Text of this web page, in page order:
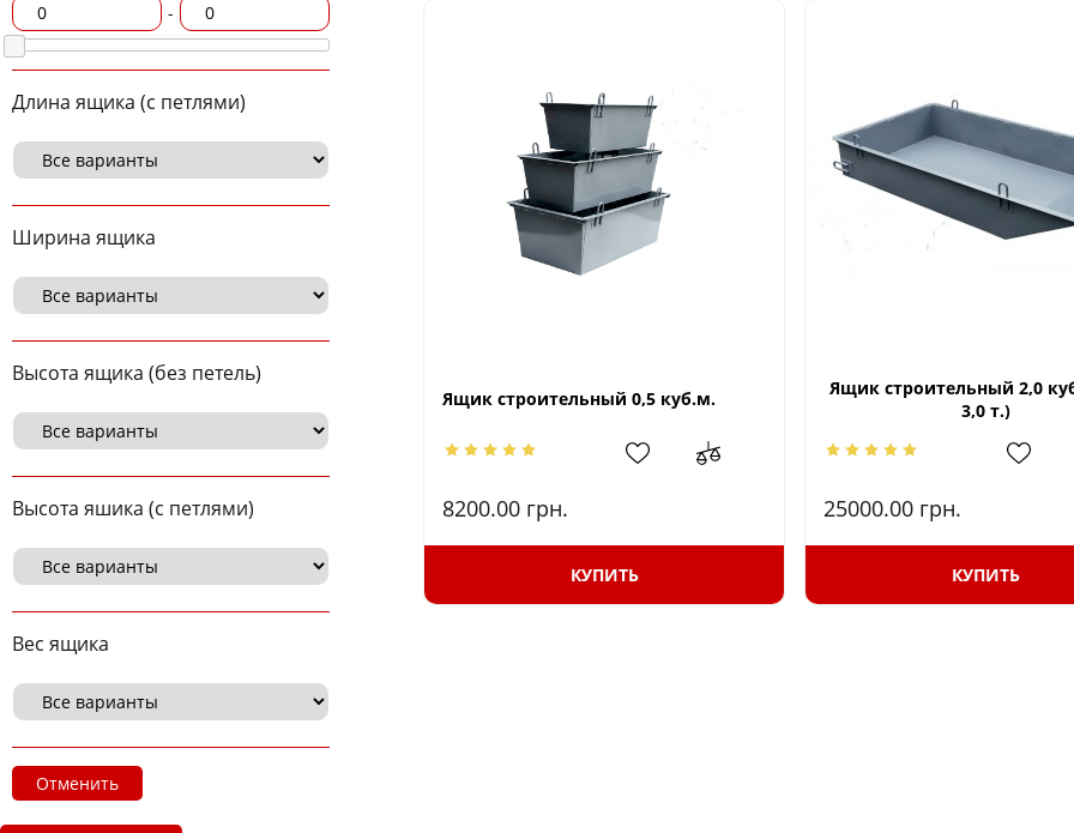
-
Длина ящика (с петлями)
Ширина ящика
Высота ящика (без петель)
Высота яшика (с петлями)
Вес ящика
Отменить
Ящик строительный 0,5 куб.м.
8200.00 грн.
КУПИТЬ
Ящик строительный 2,0
3,0 т.)
25000.00 грн.
КУПИТЬ